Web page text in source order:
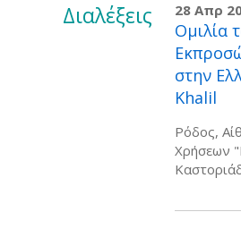
Διαλέξεις 28 Απρ
Oμιλία
στην
Khalil
Ρόδος,
Χρήσεων